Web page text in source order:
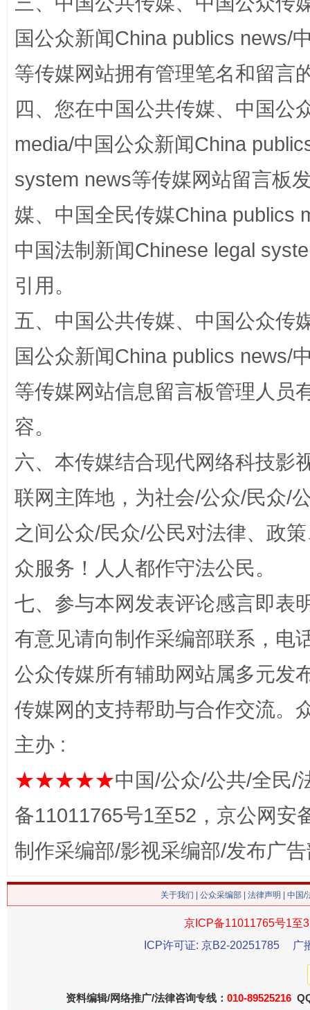
网上购药对药下症？
这是一记警钟！ 谢
在谋一域中谋全局
习近平的博鳌关键词
魏明
生
国公众新闻China publics news/
等传媒网站拥有管理笔名和留言
四、您在中国公共传媒、中国公
media/中国公众新闻China
system news等传媒网站留言板
媒、中国全民传媒China publics
中国法制新闻Chinese legal
引用。
五、中国公共传媒、中国公众传
国公众新闻China publics news/
等传媒网站信息留言板管理人员
容。
六、本传媒结合现代网络科技影
联网主阵地，为社会/公众/民众/
之间公众/民众/公民对法律、政
众服务！人人都作守法公民。
七、参与本网发表评论感言即表
有意见请向制作采编部联系，电
公众传媒所有辅助网站属多元发
传媒网的支持帮助与合作交流。
主办 :
★★★★★中国/公众/公共/全民/
备11011765号1至52，京公网安
制作采编部/影视采编部/发布广
关于我们 公众采编部 法律声明 | 中国
京ICP备11011765号1至
ICP许可证: 京B2-20251785
广
资料编辑/网络推广/法律咨询专线： 010-89525216